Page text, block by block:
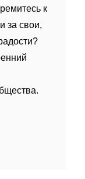
к
за свои,